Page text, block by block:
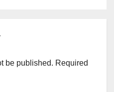
be published. Required